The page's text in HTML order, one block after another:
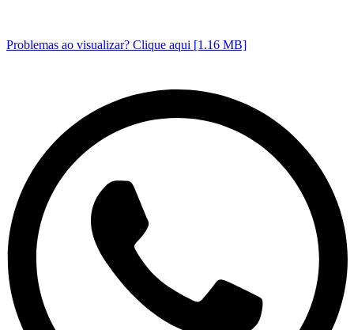
Problemas ao visualizar? Clique aqui [1.16 MB]